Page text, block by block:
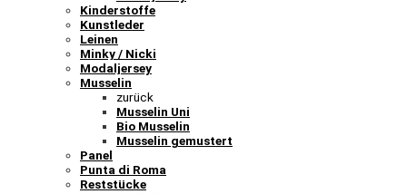
Kinderstoffe
Kunstleder
Leinen
Minky / Nicki
Modaljersey
Musselin
zurück
Musselin Uni
Bio Musselin
Musselin gemustert
Panel
Punta di Roma
Reststücke